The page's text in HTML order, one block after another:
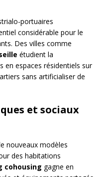
portuaires
considérable pour le
Des villes comme
étudient la
en espaces résidentiels sur
sans artificialiser de
et sociaux
nouveaux modèles
des habitations
cohousing gagne en